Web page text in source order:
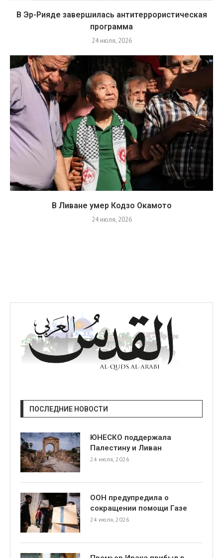
В Эр-Рияде завершилась антитеррористическая
программа
24 июля, 2026
В Ливане умер Кодзо Окамото
24 июля, 2026
ПОСЛЕДНИЕ НОВОСТИ
ЮНЕСКО поддержала
Палестину и Ливан
24 июля, 2026
ООН предупредила о
сокращении помощи Газе
24 июля, 2026